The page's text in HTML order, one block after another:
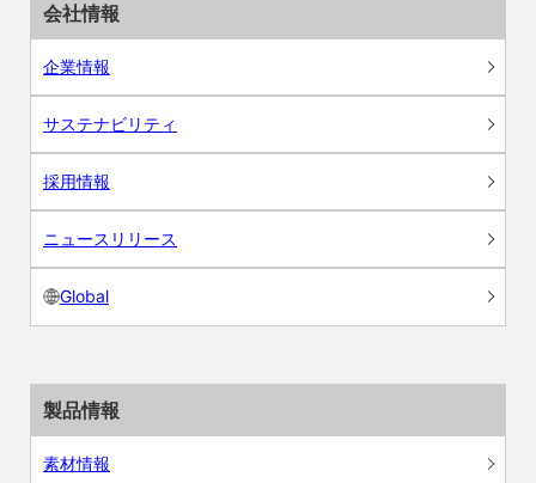
会社情報
企業情報
サステナビリティ
採用情報
ニュースリリース
Global
製品情報
素材情報